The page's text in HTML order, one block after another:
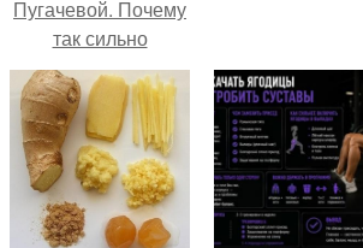
Пугачевой. Почему
так сильно
похудела Алла
Пугачева